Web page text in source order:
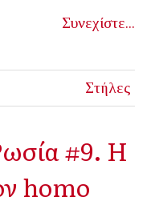
Συνεχίστε...
Στήλες
#9. Η
homo